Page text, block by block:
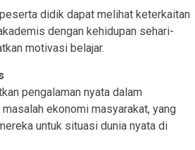
didik dapat melihat keterkaitan
dengan kehidupan sehari-
motivasi belajar.
pengalaman nyata dalam
ekonomi masyarakat, yang
untuk situasi dunia nyata di